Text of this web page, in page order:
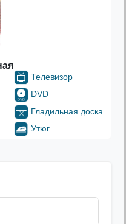
Телевизор
DVD
Гладильная доска
Утюг